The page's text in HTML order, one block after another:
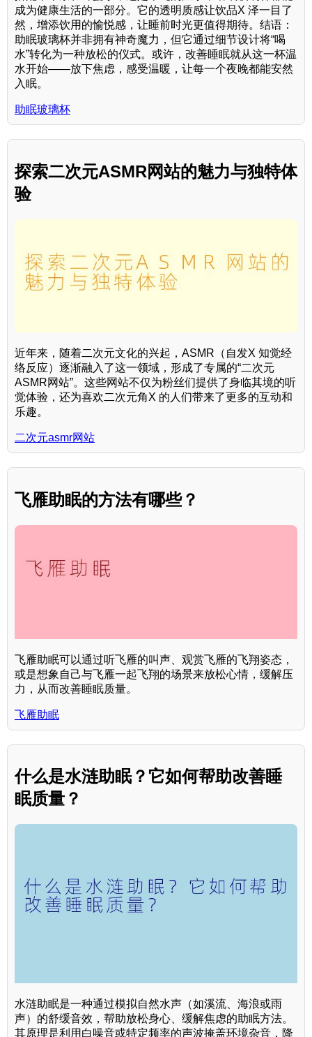
成为健康生活的一部分。它的透明质感让饮品X 泽一目了
然，增添饮用的愉悦感，让睡前时光更值得期待。结语：
助眠玻璃杯并非拥有神奇魔力，但它通过细节设计将“喝
水”转化为一种放松的仪式。或许，改善睡眠就从这一杯温
水开始——放下焦虑，感受温暖，让每一个夜晚都能安然
入眠。
助眠玻璃杯
探索二次元ASMR网站的魅力与独特体
验
近年来，随着二次元文化的兴起，ASMR（自发X 知觉经
络反应）逐渐融入了这一领域，形成了专属的“二次元
ASMR网站”。这些网站不仅为粉丝们提供了身临其境的听
觉体验，还为喜欢二次元角X 的人们带来了更多的互动和
乐趣。
二次元asmr网站
飞雁助眠的方法有哪些？
飞雁助眠可以通过听飞雁的叫声、观赏飞雁的飞翔姿态，
或是想象自己与飞雁一起飞翔的场景来放松心情，缓解压
力，从而改善睡眠质量。
飞雁助眠
什么是水涟助眠？它如何帮助改善睡
眠质量？
水涟助眠是一种通过模拟自然水声（如溪流、海浪或雨
声）的舒缓音效，帮助放松身心、缓解焦虑的助眠方法。
其原理是利用白噪音或特定频率的声波掩盖环境杂音，降